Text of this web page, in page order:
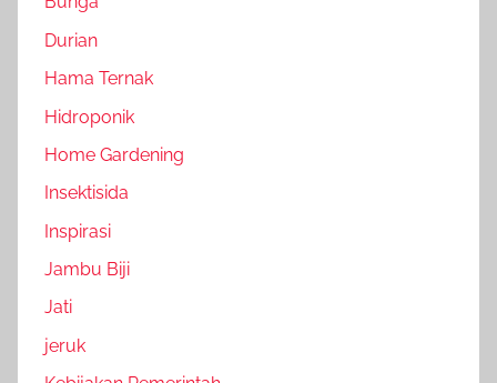
Durian
Hama Ternak
Hidroponik
Home Gardening
Insektisida
Inspirasi
Jambu Biji
Jati
jeruk